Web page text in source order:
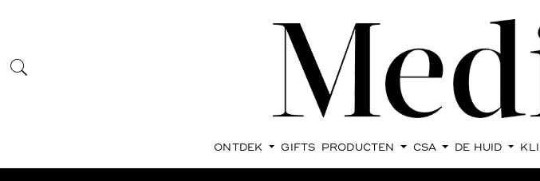
ONTDEK GIFTS PRODUCTEN CSA DE HUID